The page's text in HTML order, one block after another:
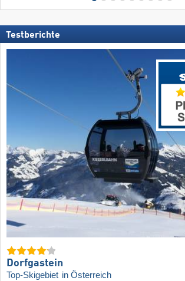
Testberichte
Dorfgastein
Top-Skigebiet in Österreich